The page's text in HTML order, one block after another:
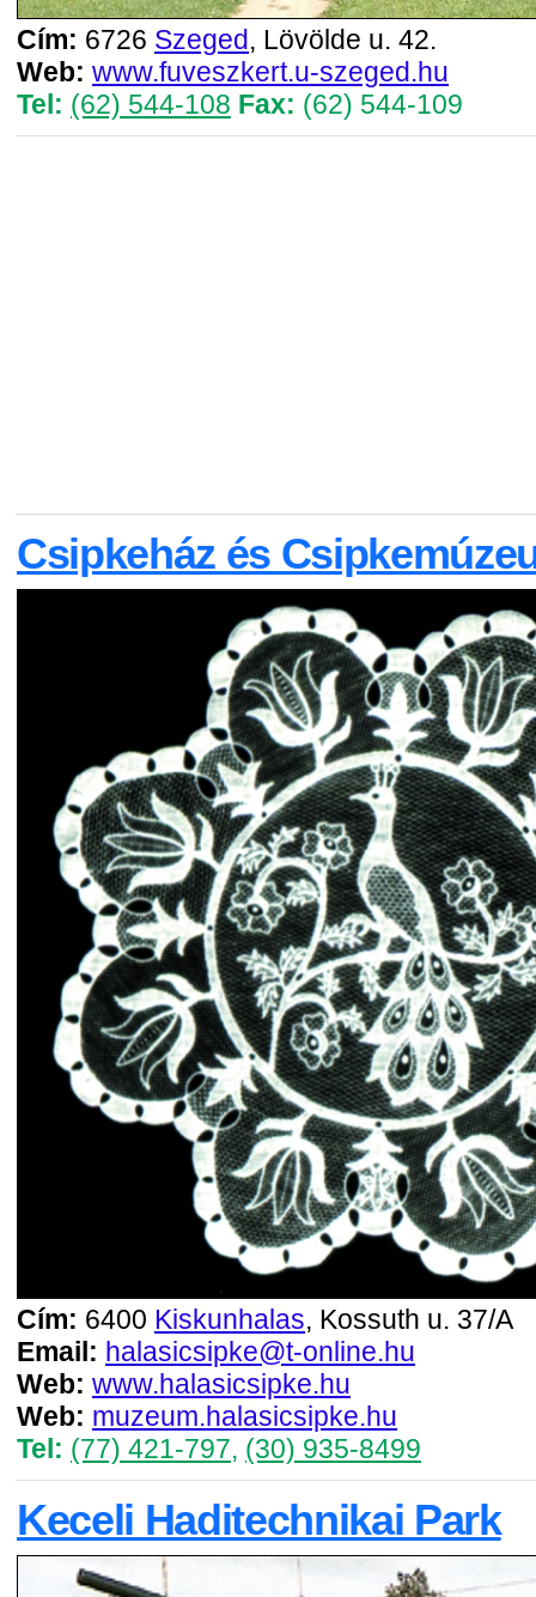
Cím: 6726 Szeged, Lövölde u. 42.
Web: www.fuveszkert.u-szeged.hu
Tel: (62) 544-108 Fax: (62) 544-109
Csipkeház és
Cím: 6400 Kiskunhalas, Kossuth u. 37/A
Email: halasicsipke@t-online.hu
Web: www.halasicsipke.hu
Web: muzeum.halasicsipke.hu
Tel: (77) 421-797, (30) 935-8499
Keceli Haditechnikai Park